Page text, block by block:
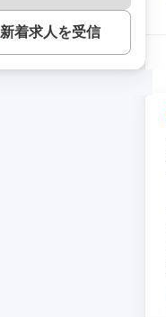
新着求人を受信